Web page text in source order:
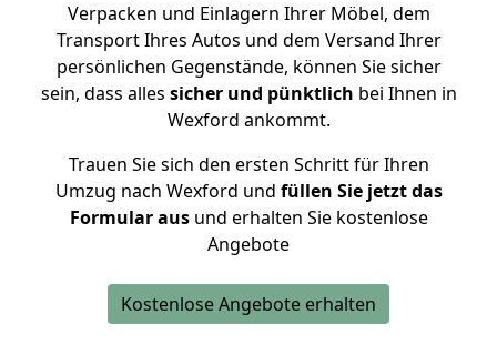
Verpacken und Einlagern Ihrer Möbel, dem
Transport Ihres Autos und dem Versand Ihrer
persönlichen Gegenstände, können Sie sicher
sein, dass alles sicher und pünktlich bei Ihnen in
Wexford ankommt.
Trauen Sie sich den ersten Schritt für Ihren
Umzug nach Wexford und füllen Sie jetzt das
Formular ausund erhalten Sie kostenlose
Angebote
Kostenlose Angebote erhalten